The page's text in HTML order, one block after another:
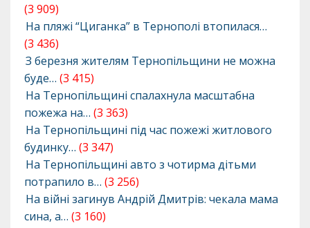
(3 909)
На пляжі “Циганка” в Тернополі втопилася…
(3 436)
З березня жителям Тернопільщини не можна
буде… (3 415)
На Тернопільщині спалахнула масштабна
пожежа на… (3 363)
На Тернопільщині під час пожежі житлового
будинку… (3 347)
На Тернопільщині авто з чотирма дітьми
потрапило в… (3 256)
На війні загинув Андрій Дмитрів: чекала мама
сина, а… (3 160)